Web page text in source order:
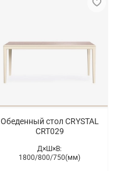
Обеденный стол CRYSTAL
CRT029
Д×Ш×В:
1800/800/750(мм)